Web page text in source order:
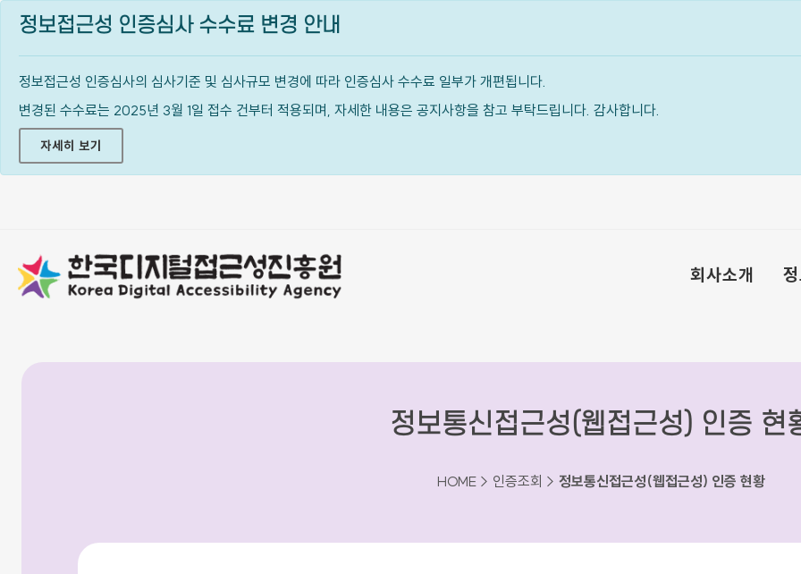
정보접근성 인증심사 수수료 변경 안내
정보접근성 인증심사의 심사기준 및 심사규모 변경에 따라 인증심사 수수료 일부가 개편됩니다.
변경된 수수료는 2025년 3월 1일 접수 건부터 적용되며, 자세한 내용은 공지사항을 참고 부탁드립니다. 감사합니다.
자세히 보기
회사소개
정보통신접근성(웹접근성) 인증 현
HOME > 인증조회 > 정보통신접근성(웹접근성) 인증 현황